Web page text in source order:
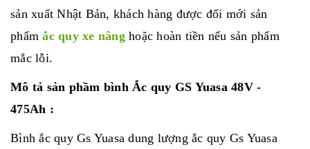
sản xuất Nhật Bản, khách hàng được đổi mới sản
phẩmắc quy xe nânghoặc hoàn tiền nếu sản phẩm
mắc lỗi.
Mô tả sản phầm bình Ắc quy GS Yuasa 48V -
475Ah :
Bình ắc quy Gs Yuasa dung lượng ắc quy Gs Yuasa